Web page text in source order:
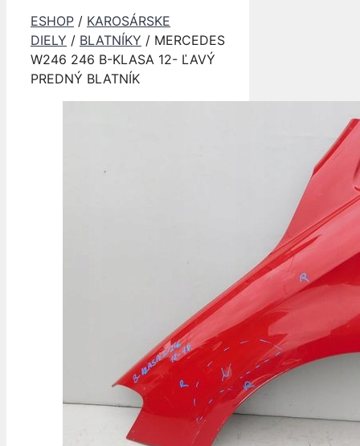
ESHOP / KAROSÁRSKE
DIELY / BLATNÍKY / MERCEDES
W246 246 B-KLASA 12- ĽAVÝ
PREDNÝ BLATNÍK